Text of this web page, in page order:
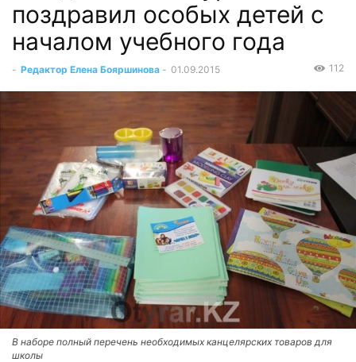
поздравил особых детей с
началом учебного года
- Редактор Елена Бояршинова - 01.09.2015 112
В наборе полный перечень необходимых канцелярских товаров для
школы